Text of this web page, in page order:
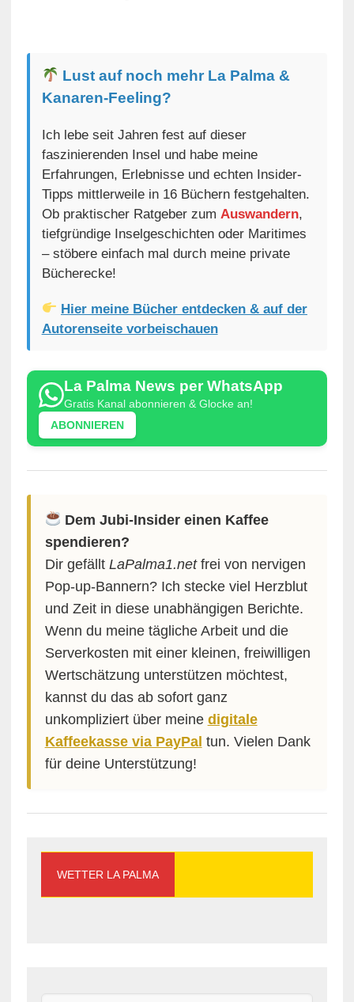
Lust auf noch mehr La Palma &
Kanaren-Feeling?
Ich lebe seit Jahren fest auf dieser
faszinierenden Insel und habe meine
Erfahrungen, Erlebnisse und echten Insider-
Tipps mittlerweile in 16 Büchern festgehalten.
Ob praktischer Ratgeber zum Auswandern,
tiefgründige Inselgeschichten oder Maritimes
– stöbere einfach mal durch meine private
Bücherecke!
Hier meine Bücher entdecken & auf der
Autorenseite vorbeischauen
La Palma News per WhatsApp
Gratis Kanal abonnieren & Glocke an!
ABONNIEREN
Dem Jubi-Insider einen Kaffee
spendieren?
Dir gefällt LaPalma1.netfrei von nervigen
Pop-up-Bannern? Ich stecke viel Herzblut
und Zeit in diese unabhängigen Berichte.
Wenn du meine tägliche Arbeit und die
Serverkosten mit einer kleinen, freiwilligen
Wertschätzung unterstützen möchtest,
kannst du das ab sofort ganz
unkompliziert über meine digitale
Kaffeekasse via PayPal tun. Vielen Dank
für deine Unterstützung!
WETTER LA PALMA